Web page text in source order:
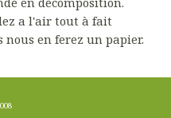
a l'air tout à fait
en ferez un papier.